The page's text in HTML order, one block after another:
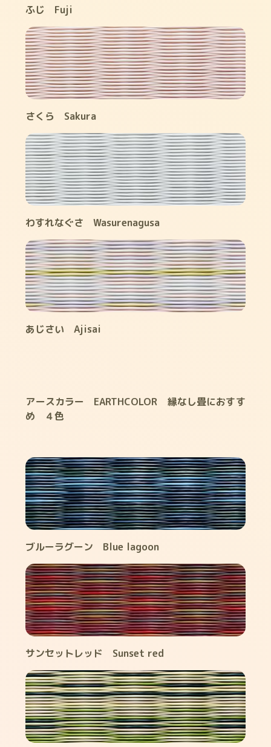
ふじ Fuji
さくら Sakura
わすれなぐさ Wasurenagusa
あじさい Ajisai
アースカラー EARTHCOLOR 縁なし畳におすす
め ４色
ブルーラグーン Blue lagoon
サンセットレッド Sunset red